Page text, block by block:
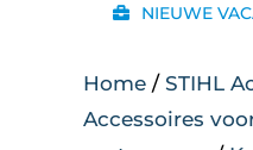
NIEUWE
Home / STIHL
Accessoires